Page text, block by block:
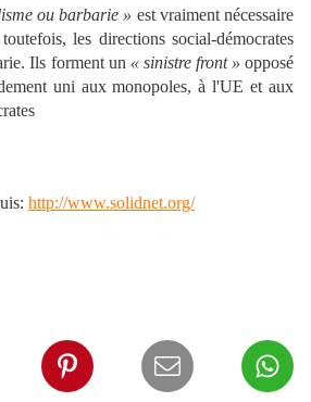
ou barbarie » est vraiment nécessaire
les directions social-démocrates
Ils forment un « sinistre front » opposé
uni aux monopoles, à l'UE et aux
http://www.solidnet.org/